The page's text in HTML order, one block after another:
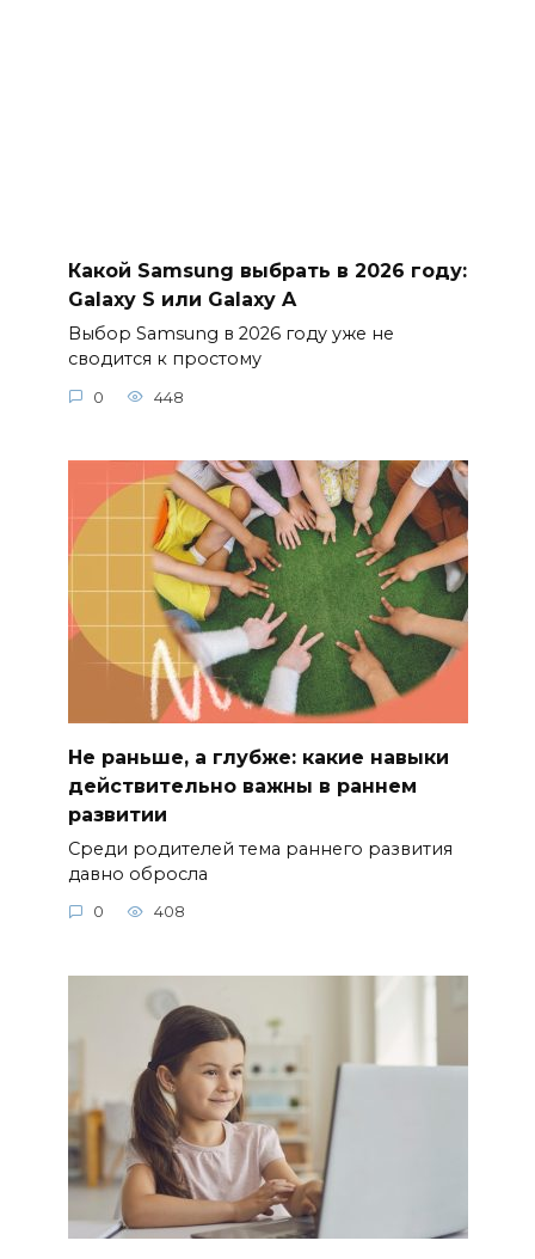
Какой Samsung выбрать в 2026 году:
Galaxy S или Galaxy A
Выбор Samsung в 2026 году уже не
сводится к простому
0 448
Не раньше, а глубже: какие навыки
действительно важны в раннем
развитии
Среди родителей тема раннего развития
давно обросла
0 408